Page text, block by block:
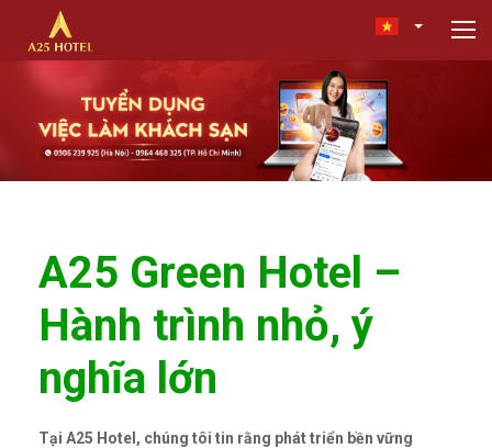
A25 Green Hotel –
Hành trình nhỏ, ý
nghĩa lớn
Tại A25 Hotel, chúng tôi tin rằng phát triển bền vững